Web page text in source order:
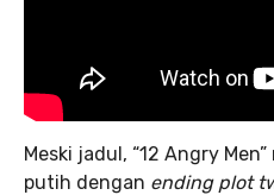
Meski jadul, “12 Angry Men”
putih dengan ending plot